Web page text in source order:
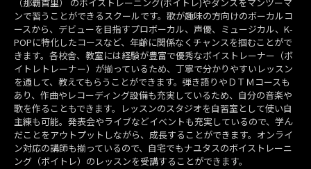
（那覇首里） のボイストレーニング(ボイトレ)やダンスをマンツーマ
ンで習うことができるスクールです。歌が趣味の方向けのボーカルコ
ースから、デビューを目指すプロボーカル、声優、ミュージカル、K-
POPに特化したコースなど、年齢に関係なくチャンスを掴むことがで
きます。各校舎、教室には経験が豊富で優秀なボイストレーナー（ボ
イトレトレーナー）が揃っているため、丁寧で分かりやすいレッスン
を通して、教えてもらうことができます。弾き語りやＤＴＭコースも
あり、作曲やレコーディング設備も充実しているため、自分の音楽や
歌を作ることもできます。レッスンのスタジオを自習室として使い自
主練も可能。発表会やライブなどイベントも充実しているので、学ん
だことをアウトプットしながら、成長することができます。オンライ
ン対応の講師も揃っているので、自宅でもナユタスのボイストレーニ
ング（ボイトレ）のレッスンを受講することができます。